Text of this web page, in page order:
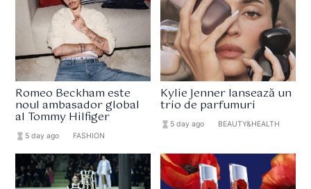
Romeo Beckham este
noul ambasador global
al Tommy Hilfiger
hourglass_full 5 day ago FASHION
Kylie Jenner lansează un
trio de parfumuri
hourglass_full 5 day ago BEAUTY&HEALTH